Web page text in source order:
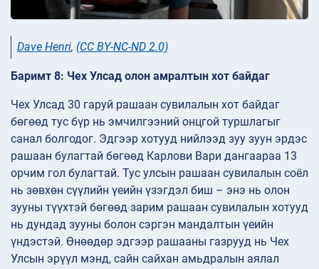
Dave Henri, (CC BY-NC-ND 2.0)
Баримт 8: Чех Улсад олон амралтын хот байдаг
Чех Улсад 30 гаруй рашаан сувилалын хот байдаг
бөгөөд тус бүр нь эмчилгээний онцгой туршлагыг
санал болгодог. Эдгээр хотууд нийлээд зуу зуун эрдэс
рашаан булагтай бөгөөд Карлови Вари дангаараа 13
орчим гол булагтай. Тус улсын рашаан сувилалын соёл
нь зөвхөн сүүлийн үеийн үзэгдэл биш – энэ нь олон
зууны түүхтэй бөгөөд зарим рашаан сувилалын хотууд
нь дундад зууны болон сэргэн мандалтын үеийн
үндэстэй. Өнөөдөр эдгээр рашааны газрууд нь Чех
Улсын эрүүл мэнд, сайн сайхан амьдралын аялал